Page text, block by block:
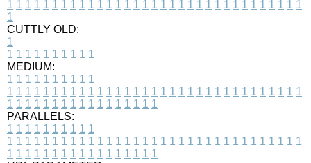
1 1 1 1 1 1 1 1 1 1 1 1 1 1 1 1 1 1 1 1 1 1 1 1 1 1 1 1 1 1 1 1 1
1
CUTTLY OLD:
1
1 1 1 1 1 1 1 1 1 1
MEDIUM:
1 1 1 1 1 1 1 1 1 1
1 1 1 1 1 1 1 1 1 1 1 1 1 1 1 1 1 1 1 1 1 1 1 1 1 1 1 1 1 1 1 1 1
1 1 1 1 1 1 1 1 1 1 1 1 1 1 1 1 1
PARALLELS:
1 1 1 1 1 1 1 1 1 1
1 1 1 1 1 1 1 1 1 1 1 1 1 1 1 1 1 1 1 1 1 1 1 1 1 1 1 1 1 1 1 1 1
1 1 1 1 1 1 1 1 1 1 1 1 1 1 1 1 1